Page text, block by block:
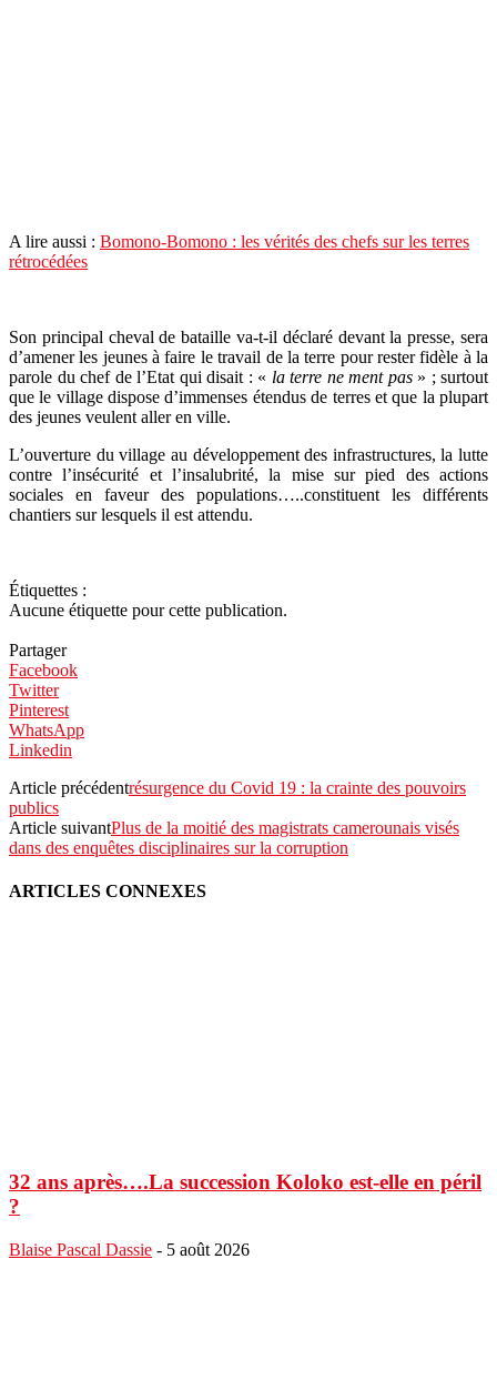
A lire aussi : Bomono-Bomono : les vérités des chefs sur les terres
rétrocédées
Son principal cheval de bataille va-t-il déclaré devant la presse, sera
d’amener les jeunes à faire le travail de la terre pour rester fidèle à la
parole du chef de l’Etat qui disait : « la terre ne ment pas» ; surtout
que le village dispose d’immenses étendus de terres et que la plupart
des jeunes veulent aller en ville.
L’ouverture du village au développement des infrastructures, la lutte
contre l’insécurité et l’insalubrité, la mise sur pied des actions
sociales en faveur des populations…..constituent les différents
chantiers sur lesquels il est attendu.
Étiquettes :
Aucune étiquette pour cette publication.
Partager
Facebook
Twitter
Pinterest
WhatsApp
Linkedin
Article précédentrésurgence du Covid 19 : la crainte des pouvoirs
publics
Article suivantPlus de la moitié des magistrats camerounais visés
dans des enquêtes disciplinaires sur la corruption
ARTICLES CONNEXES
32 ans après….La succession Koloko est-elle en péril
?
Blaise Pascal Dassie - 5 août 2026